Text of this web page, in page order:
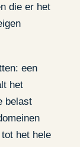
die er het
een
het
belast
het hele